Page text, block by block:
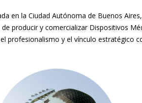
en la Ciudad Autónoma de Buenos
producir y comercializar Dispositivos
profesionalismo y el vínculo estratégico